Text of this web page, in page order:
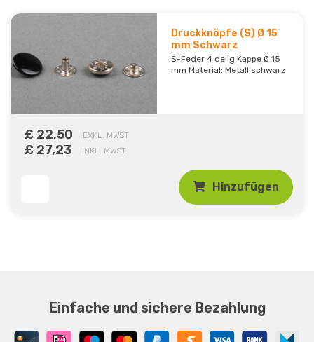
Druckknöpfe (S) Ø 15
mm Schwarz
S-Feder 4 delig Kappe Ø 15
mm Material: Metall schwarz
£ 22,50 EXKL. MWST
£ 27,23 INKL. MWST.
Hinzufügen
Einfache und sichere Bezahlung